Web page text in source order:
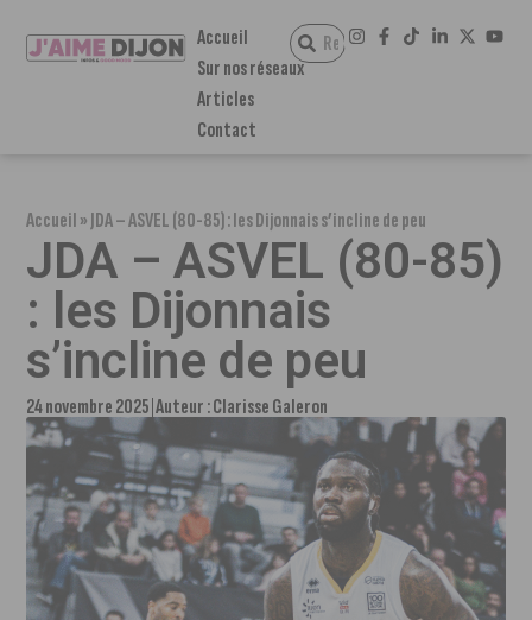
Accueil
Sur nos réseaux
Articles
Contact
Accueil»JDA – ASVEL (80-85) : les Dijonnais s’incline de peu
JDA – ASVEL (80-85)
: les Dijonnais
s’incline de peu
24 novembre 2025 Auteur :Clarisse Galeron